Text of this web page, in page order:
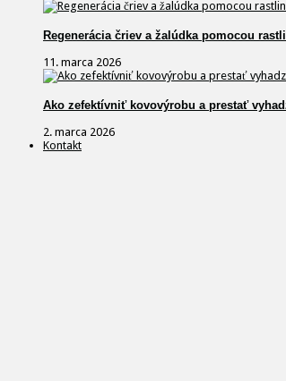
Regenerácia čriev a žalúdka pomocou
11. marca 2026
Ako zefektívniť kovovýrobu a prestať
2. marca 2026
Kontakt